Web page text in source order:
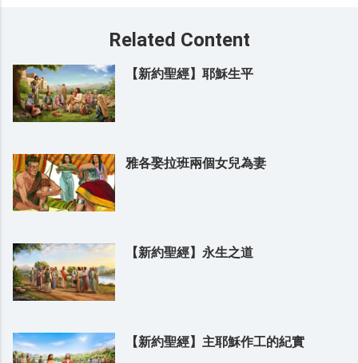
Related Content
【新約聖經】耶穌生平
雅各娶拉班兩個女兒為妻
【新約聖經】永生之道
【新約聖經】主耶穌作工的紀實